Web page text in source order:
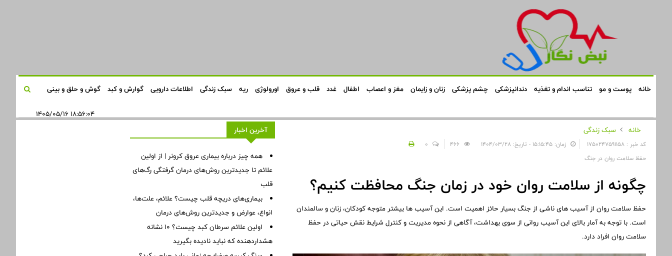
خانه پوست و مو تناسب اندام و تغذیه دندانپزشکی چشم پزشکی زنان و زایمان مغز و اعصاب اطفال غدد قلب و عروق اورولوژی ریه سبک زندگی اطلاعات دارویی گوارش و کبد گوش و حلق و بینی
۱۸:۵۶:۰۴ ۱۴۰۵/۰۵/۱۶
خانه
سبک زندگی
کد خبر : 1750247591158 زمان: ۱۵:۱۵:۴۵ - تاریخ: ۱۴۰۴/۰۳/۲۸
0
حفظ سلامت روان در جنگ
چگونه از سلامت روان خود در زمان جنگ محافظت کنیم؟
حفظ سلامت روان از آسیب های ناشی از جنگ بسیار حائز اهمیت است. این آسیب ها بیشتر متوجه کودکان، زنان و سالمندان
است. با توجه به آمار بالای این آسیب روانی از سوی بهداشت، آگاهی از نحوه مدیریت و کنترل شرایط نقش حیاتی در حفظ
سلامت روان افراد دارد.
آخرین اخبار
همه چیز درباره بیماری عروق کرونر | از اولین
علائم تا جدیدترین روش‌های درمان گرفتگی رگ‌های
قلب
بیماری‌های دریچه قلب چیست؟ علائم، علت‌ها،
انواع، عوارض و جدیدترین روش‌های درمان
اولین علائم سرطان کبد چیست؟ ۱۰ نشانه
هشداردهنده که نباید نادیده بگیرید